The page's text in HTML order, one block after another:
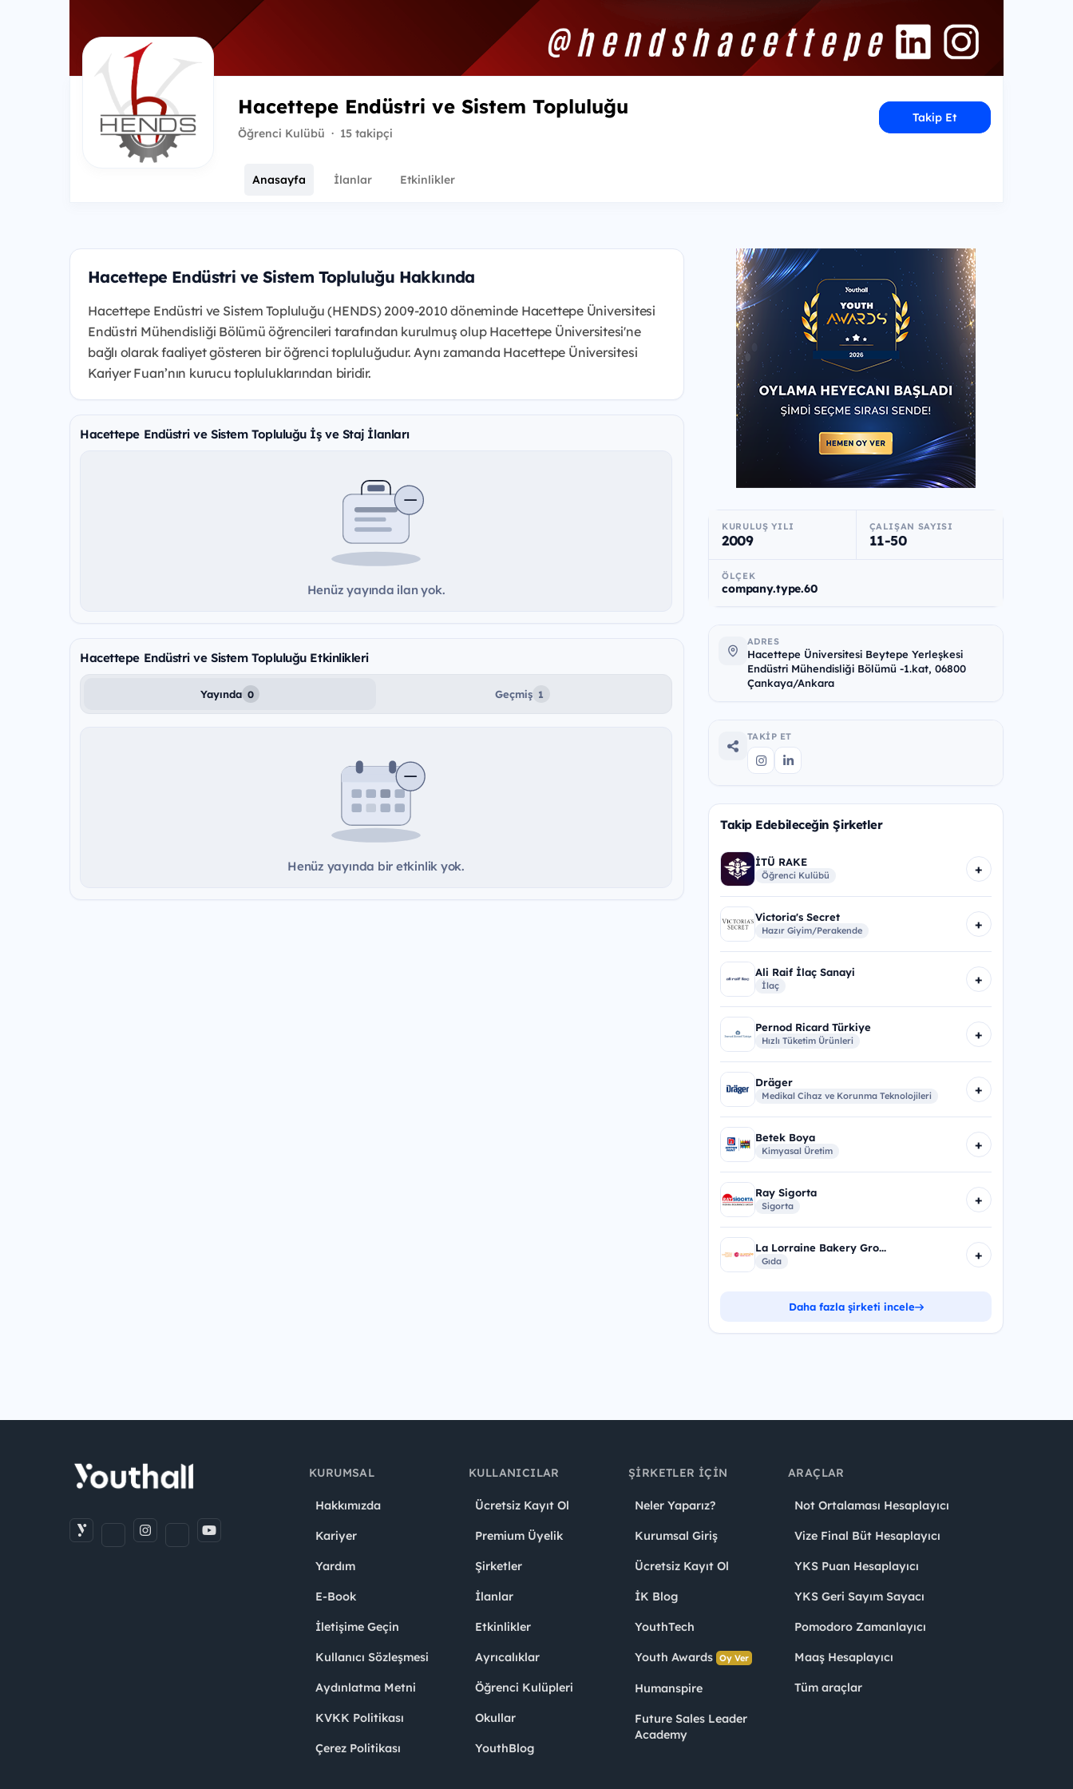
Hacettepe Endüstri ve Sistem Topluluğu
Öğrenci Kulübü · 15 takipçi
Takip Et
Anasayfa İlanlar Etkinlikler
Hacettepe Endüstri ve Sistem Topluluğu Hakkında
Hacettepe Endüstri ve Sistem Topluluğu(HENDS) 2009-2010 döneminde Hacettepe Üniversitesi
Endüstri Mühendisliği Bölümü öğrencileri tarafından kurulmuş olup Hacettepe Üniversitesi'ne
bağlı olarak faaliyet gösteren bir öğrenci topluluğudur. Aynızamanda Hacettepe Üniversitesi
Kariyer Fuarı’nın kurucu topluluklarından biridir.
Hacettepe Endüstri ve Sistem Topluluğu İş ve Staj İlanları
Henüz yayında ilan yok.
Hacettepe Endüstri ve Sistem Topluluğu Etkinlikleri
Yayında 0 Geçmiş 1
Henüz yayında bir etkinlik yok.
KURULUŞ YILI
2009
ÇALIŞAN SAYISI
11-50
ÖLÇEK
company.type.60
ADRES
Hacettepe Üniversitesi Beytepe Yerleşkesi
Endüstri Mühendisliği Bölümü -1.kat, 06800
Çankaya/Ankara
TAKIP ET
Takip Edebileceğin Şirketler
İTÜ RAKE
Öğrenci Kulübü +
Victoria's Secret
Hazır Giyim/Perakende +
Ali Raif İlaç Sanayi
İlaç +
Pernod Ricard Türkiye
Hızlı Tüketim Ürünleri +
Dräger
Medikal Cihaz ve Korunma Teknolojileri +
Betek Boya
Kimyasal Üretim +
Ray Sigorta
Sigorta +
La Lorraine Bakery Gro...
Gıda +
Daha fazla şirketi incele
KURUMSAL
Hakkımızda
Kariyer
Yardım
E-Book
İletişime Geçin
Kullanıcı Sözleşmesi
Aydınlatma Metni
KVKK Politikası
Çerez Politikası
KULLANICILAR
Ücretsiz Kayıt Ol
Premium Üyelik
Şirketler
İlanlar
Etkinlikler
Ayrıcalıklar
Öğrenci Kulüpleri
Okullar
YouthBlog
ŞIRKETLER İÇIN
Neler Yaparız?
Kurumsal Giriş
Ücretsiz Kayıt Ol
İK Blog
YouthTech
Youth Awards Oy Ver
Humanspire
Future Sales Leader
Academy
ARAÇLAR
Not Ortalaması Hesaplayıcı
Vize Final Büt Hesaplayıcı
YKS Puan Hesaplayıcı
YKS Geri Sayım Sayacı
Pomodoro Zamanlayıcı
Maaş Hesaplayıcı
Tüm araçlar